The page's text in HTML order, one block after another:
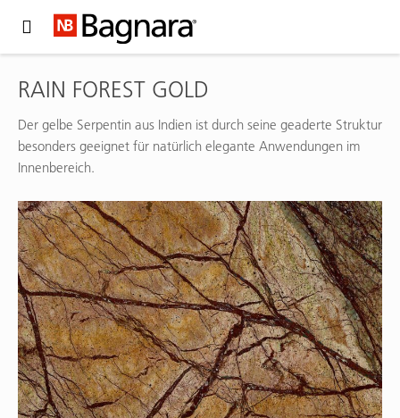
RAIN FOREST GOLD
Der gelbe Serpentin aus Indien ist durch seine geaderte Struktur
besonders geeignet für natürlich elegante Anwendungen im
Innenbereich.